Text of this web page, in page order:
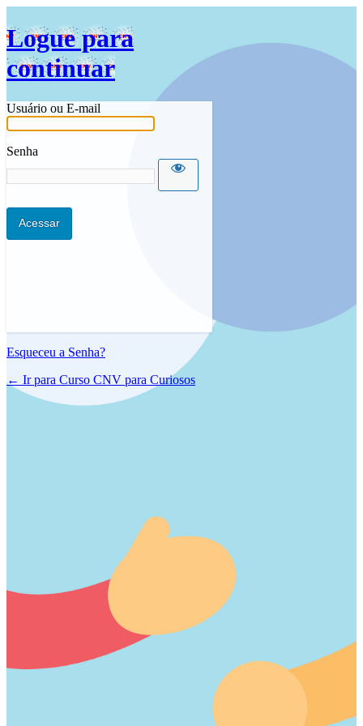
Logue para
continuar
Usuário ou E-mail
Senha
Esqueceu a Senha?
← Ir para Curso CNV para Curiosos